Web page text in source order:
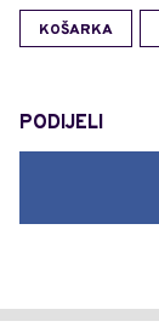
KOŠARKA
PODIJELI